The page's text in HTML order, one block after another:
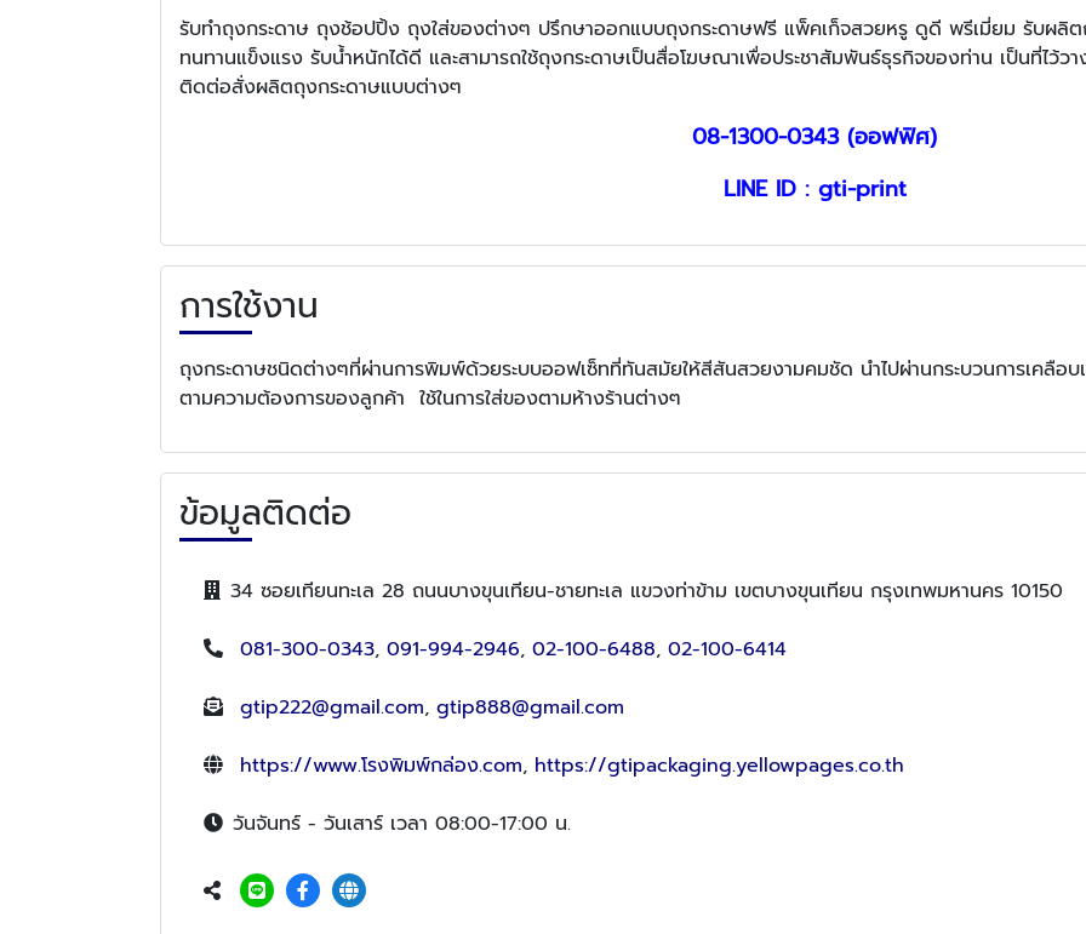
รับทำถุงกระดาษ ถุงช้อปปิ้ง ถุงใส่ของต่างๆ ปรึกษาออกแบบถุงกระดาษฟรี แพ็คเก็จสวยหรู ดูดี พรีเมี่ยม รับผลิ
ทนทานแข็งแรง รับน้ำหนักได้ดี และสามารถใช้ถุงกระดาษเป็นสื่อโฆษณาเพื่อประชาสัมพันธ์ธุรกิจของท่าน เป็นที่ไว้ว
ติดต่อสั่งผลิตถุงกระดาษแบบต่างๆ
08-1300-0343 (ออฟฟิศ)
LINE ID : gti-print
การใช้งาน
ถุงกระดาษชนิดต่างๆที่ผ่านการพิมพ์ด้วยระบบออฟเซ็ทที่ทันสมัยให้สีสันสวยงามคมชัด นำไปผ่านกระบวนการเคลือบ
ตามความต้องการของลูกค้า ใช้ในการใส่ของตามห้างร้านต่างๆ
ข้อมูลติดต่อ
34 ซอยเทียนทะเล 28 ถนนบางขุนเทียน-ชายทะเล แขวงท่าข้าม เขตบางขุนเทียน กรุงเทพมหานคร 10150
081-300-0343, 091-994-2946, 02-100-6488, 02-100-6414
gtip222@gmail.com, gtip888@gmail.com
https://www.โรงพิมพ์กล่อง.com, https://gtipackaging.yellowpages.co.th
วันจันทร์ - วันเสาร์ เวลา 08:00-17:00 น.